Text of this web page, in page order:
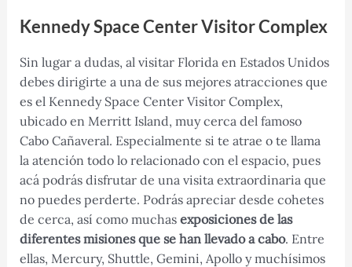
Kennedy Space Center Visitor Complex
Sin lugar a dudas, al visitar Florida en Estados Unidos
debes dirigirte a una de sus mejores atracciones que
es el Kennedy Space Center Visitor Complex,
ubicado en Merritt Island, muy cerca del famoso
Cabo Cañaveral. Especialmente si te atrae o te llama
la atención todo lo relacionado con el espacio, pues
acá podrás disfrutar de una visita extraordinaria que
no puedes perderte. Podrás apreciar desde cohetes
de cerca, así como muchas exposiciones de las
diferentes misiones que se han llevado a cabo. Entre
ellas, Mercury, Shuttle, Gemini, Apollo y muchísimos